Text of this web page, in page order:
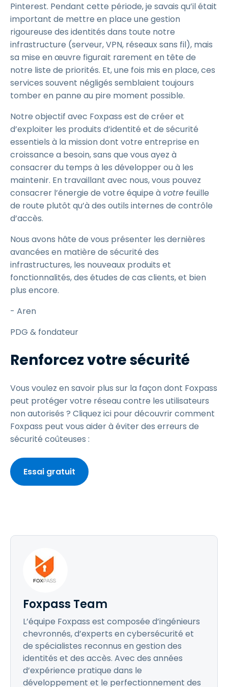
Pinterest. Pendant cette période, je savais qu’il était
important de mettre en place une gestion
rigoureuse des identités dans toute notre
infrastructure (serveur, VPN, réseaux sans fil), mais
sa mise en œuvre figurait rarement en tête de
notre liste de priorités. Et, une fois mis en place, ces
services souvent négligés semblaient toujours
tomber en panne au pire moment possible.
Notre objectif avec Foxpass est de créer et
d’exploiter les produits d’identité et de sécurité
essentiels à la mission dont votre entreprise en
croissance a besoin, sans que vous ayez à
consacrer du temps à les développer ou à les
maintenir. En travaillant avec nous, vous pouvez
consacrer l’énergie de votre équipe à votre feuille
de route plutôt qu’à des outils internes de contrôle
d’accès.
Nous avons hâte de vous présenter les dernières
avancées en matière de sécurité des
infrastructures, les nouveaux produits et
fonctionnalités, des études de cas clients, et bien
plus encore.
- Aren
PDG & fondateur
Renforcez votre sécurité
Vous voulez en savoir plus sur la façon dont Foxpass
peut protéger votre réseau contre les utilisateurs
non autorisés ? Cliquez ici pour découvrir comment
Foxpass peut vous aider à éviter des erreurs de
sécurité coûteuses :
Essai gratuit
Foxpass Team
L’équipe Foxpass est composée d’ingénieurs
chevronnés, d’experts en cybersécurité et
de spécialistes reconnus en gestion des
identités et des accès. Avec des années
d’expérience pratique dans le
développement et le perfectionnement des